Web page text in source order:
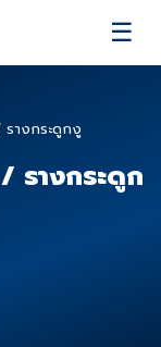
☰
างกระดูกงู
รางกระดูก